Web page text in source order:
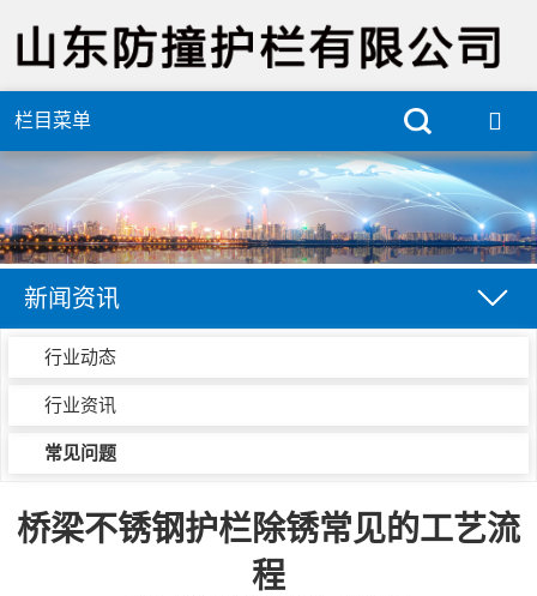
栏目菜单
新闻资讯
行业动态
行业资讯
常见问题
桥梁不锈钢护栏除锈常见的工艺流
程